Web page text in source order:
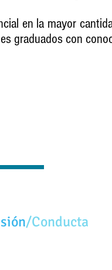
en la mayor
graduados con
/Conducta